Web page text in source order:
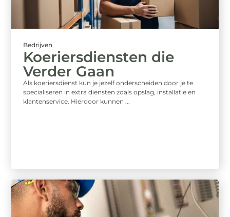
Bedrijven
Koeriersdiensten die
Verder Gaan
Als koeriersdienst kun je jezelf onderscheiden door je te
specialiseren in extra diensten zoals opslag, installatie en
klantenservice. Hierdoor kunnen ...